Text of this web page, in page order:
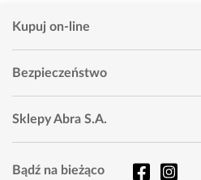
Kupuj on-line
Bezpieczeństwo
Sklepy Abra S.A.
Bądź na bieżąco